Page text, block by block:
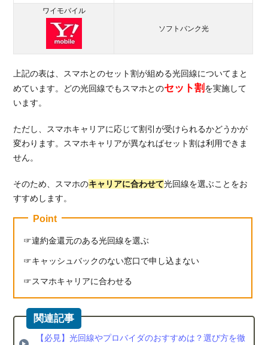
ワイモバイル
ソフトバンク光
上記の表は、スマホとのセット割が組める光回線についてまと
めています。どの光回線でもスマホとのセット割 を実施して
います。
ただし、スマホキャリアに応じて割引が受けられるかどうかが
変わります。スマホキャリアが異なればセット割は利用できま
せん。
そのため、スマホのキャリアに合わせて光回線を選ぶことをお
すすめします。
Point
違約金還元のある光回線を選ぶ
キャッシュバックのない窓口で申し込まない
スマホキャリアに合わせる
【必見】光回線やプロバイダのおすすめは？選び方を徹